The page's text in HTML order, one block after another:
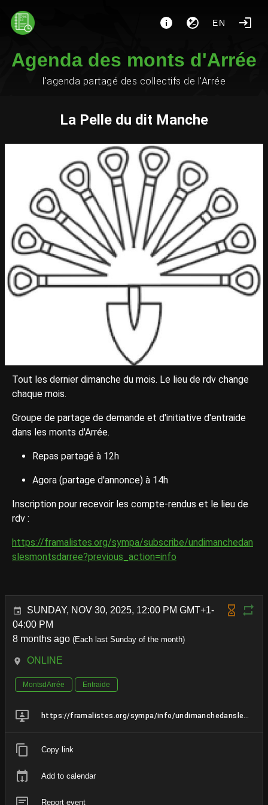
EN
Agenda des monts d'Arrée
l'agenda partagé des collectifs de l'Arrée
La Pelle du dit Manche
Tout les dernier dimanche du mois. Le lieu de rdv change
chaque mois.
Groupe de partage de demande et d'initiative d'entraide
dans les monts d'Arrée.
Repas partagé à 12h
Agora (partage d'annonce) à 14h
Inscription pour recevoir les compte-rendus et le lieu de
rdv :
https://framalistes.org/sympa/subscribe/undimanchedan
slesmontsdarree?previous_action=info
SUNDAY, NOV 30, 2025, 12:00 PM GMT+1-
04:00 PM
8 months ago (Each last Sunday of the month)
ONLINE
MontsdArrée Entraide
https://framalistes.org/sympa/info/undimanchedanslesmontsdarree
Copy link
Add to calendar
Report event